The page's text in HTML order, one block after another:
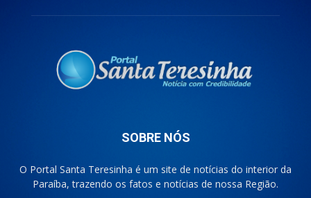
SOBRE NÓS
O Portal Santa Teresinha é um site de notícias do interior da
Paraíba, trazendo os fatos e notícias de nossa Região.